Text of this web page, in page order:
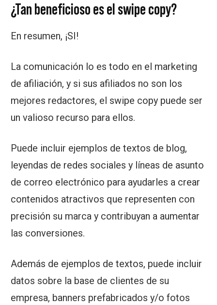
¿Tan beneficioso es el swipe copy?
En resumen, ¡SI!
La comunicación lo es todo en el marketing
de afiliación, y si sus afiliados no son los
mejores redactores, el swipe copy puede ser
un valioso recurso para ellos.
Puede incluir ejemplos de textos de blog,
leyendas de redes sociales y líneas de asunto
de correo electrónico para ayudarles a crear
contenidos atractivos que representen con
precisión su marca y contribuyan a aumentar
las conversiones.
Además de ejemplos de textos, puede incluir
datos sobre la base de clientes de su
empresa, banners prefabricados y/o fotos